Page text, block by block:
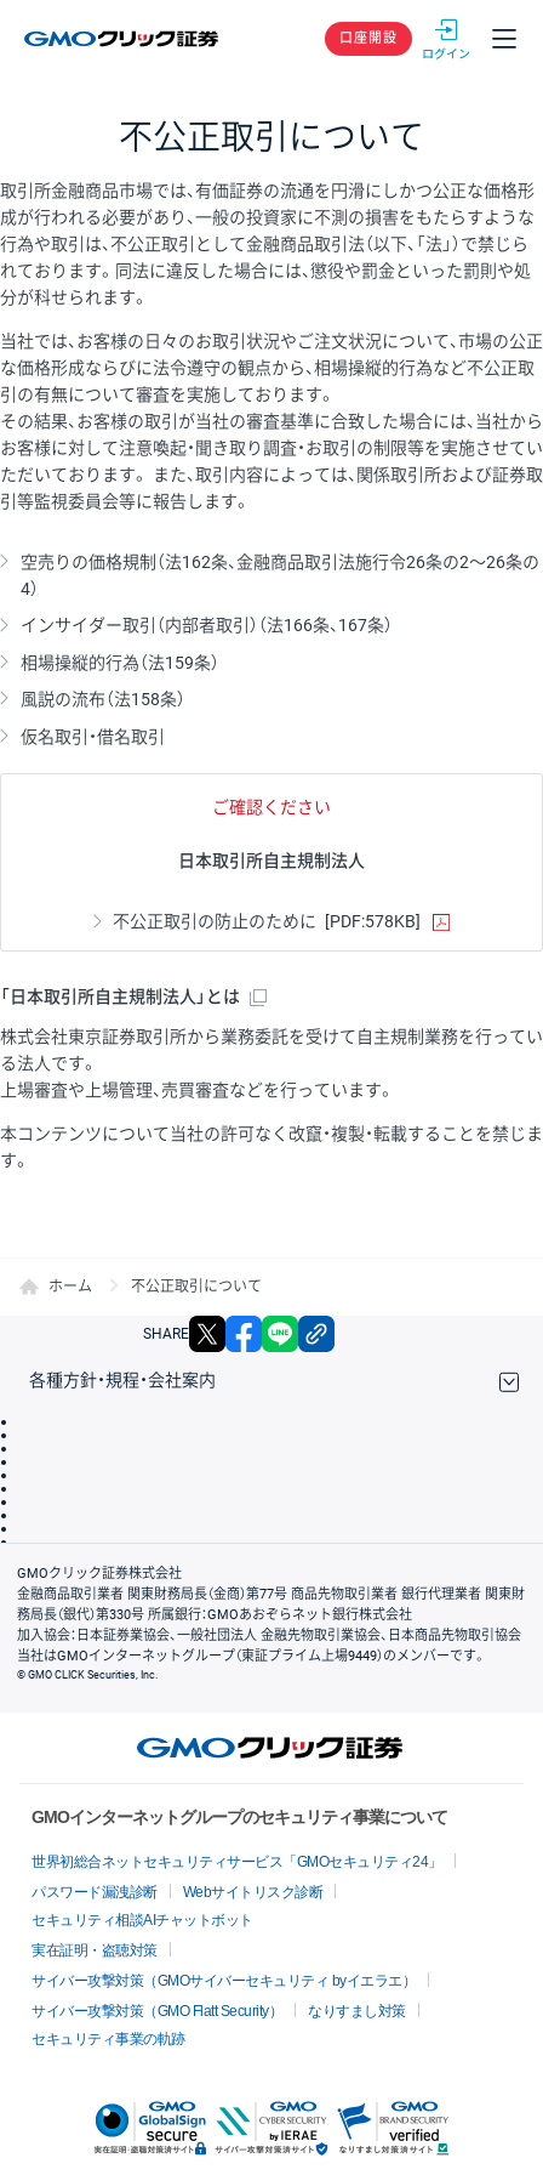
GMOクリック
口座開設
不公正取引について
取引所金融商品市場では、有価証券の流通を円滑にしかつ公正な価格形
成が行われる必要があり、一般の投資家に不測の損害をもたらすような
行為や取引は、不公正取引として金融商品取引法（以下、「法」）で禁じら
れております。同法に違反した場合には、懲役や罰金といった罰則や処
分が科せられます。
当社では、お客様の日々のお取引状況やご注文状況について、市場の公正
な価格形成ならびに法令遵守の観点から、相場操縦的行為など不公正取
引の有無について審査を実施しております。
その結果、お客様の取引が当社の審査基準に合致した場合には、当社から
お客様に対して注意喚起・聞き取り調査・お取引の制限等を実施させてい
ただいております。 また、取引内容によっては、関係取引所および証券取
引等監視委員会等に報告します。
空売りの価格規制（法162条、金融商品取引法施行令26条の2〜26条の
4）
インサイダー取引（内部者取引）（法166条、167条）
相場操縦的行為（法159条）
風説の流布（法158条）
仮名取引・借名取引
ご確認ください
日本取引所自主規制法人
不公正取引の防止のために [PDF:578KB]
「日本取引所自主規制法人」とは
株式会社東京証券取引所から業務委託を受けて自主規制業務を行ってい
る法人です。
上場審査や上場管理、売買審査などを行っています。
本コンテンツについて当社の許可なく改竄・複製・転載することを禁じま
す。
ホーム 不公正取引について
SHARE X facebook
各種方針・規程・会社案内
会社案内
GMOクリック証券株式会社
金融商品取引業者 関東財務局長（金商）第77号 商品先物取引業者 銀行代理業者 関東財
務局長（銀代）第330号 所属銀行：GMOあおぞらネット銀行株式会社
加入協会：日本証券業協会、一般社団法人 金融先物取引業協会、日本商品先物取引協会
当社はGMOインターネットグループ（東証プライム上場9449）のメンバーです。
© GMO CLICK Securities, Inc.
GMOインターネットグループのセキュリティ事業について
世界初総合ネットセキュリティサービス「GMOセキュリティ24」
パスワード漏洩診断
Webサイトリスク診断
セキュリティ相談AIチャットボット
実在証明・盗聴対策
サイバー攻撃対策（GMOサイバーセキュリティ byイエラエ）
サイバー攻撃対策（GMO Flatt Security）
なりすまし対策
セキュリティ事業の軌跡